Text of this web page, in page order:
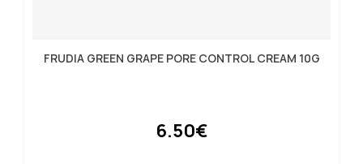
FRUDIA GREEN GRAPE PORE CONTROL CREAM 10G
6.50€